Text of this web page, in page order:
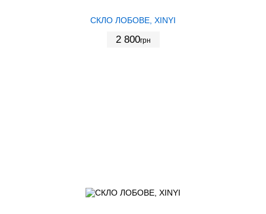
СКЛО ЛОБОВЕ, XINYI
2 800грн